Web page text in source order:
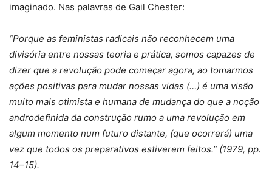
imaginado. Nas palavras de Gail Chester:
“Porque as feministas radicais não reconhecem uma
divisória entre nossas teoria e prática, somos capazes de
dizer que a revolução pode começar agora, ao tomarmos
ações positivas para mudar nossas vidas (…) é uma visão
muito mais otimista e humana de mudança do que a noção
androdefinida da construção rumo a uma revolução em
algum momento num futuro distante, (que ocorrerá) uma
vez que todos os preparativos estiverem feitos.” (1979, pp.
14–15).